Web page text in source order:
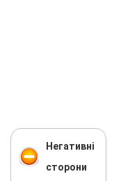
місяці, а
демотивували
Негативні
сторони